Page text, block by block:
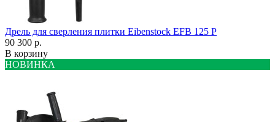
Дрель для сверления плитки Eibenstock EFB 125 P
90 300 р.
В корзину
НОВИНКА